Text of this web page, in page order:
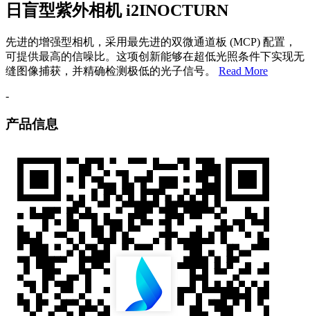
日盲型紫外相机 i2INOCTURN
先进的增强型相机，采用最先进的双微通道板 (MCP) 配置，
可提供最高的信噪比。这项创新能够在超低光照条件下实现无
缝图像捕获，并精确检测极低的光子信号。 Read More
-
产品信息